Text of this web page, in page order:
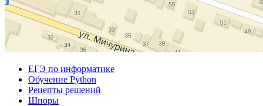
ЕГЭ по информатике
Обучение Python
Рецепты решений
Шпоры